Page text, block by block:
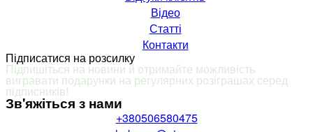
Відео
Статті
Контакти
Підписатися на розсилку
Підпишіться на новини й отримайте можливість
вигравати подарунки на регулярних розіграшах серед
підписників!
Зв'яжіться з нами
+380506580475